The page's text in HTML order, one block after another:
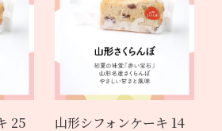
25 山形シフォンケーキ 14